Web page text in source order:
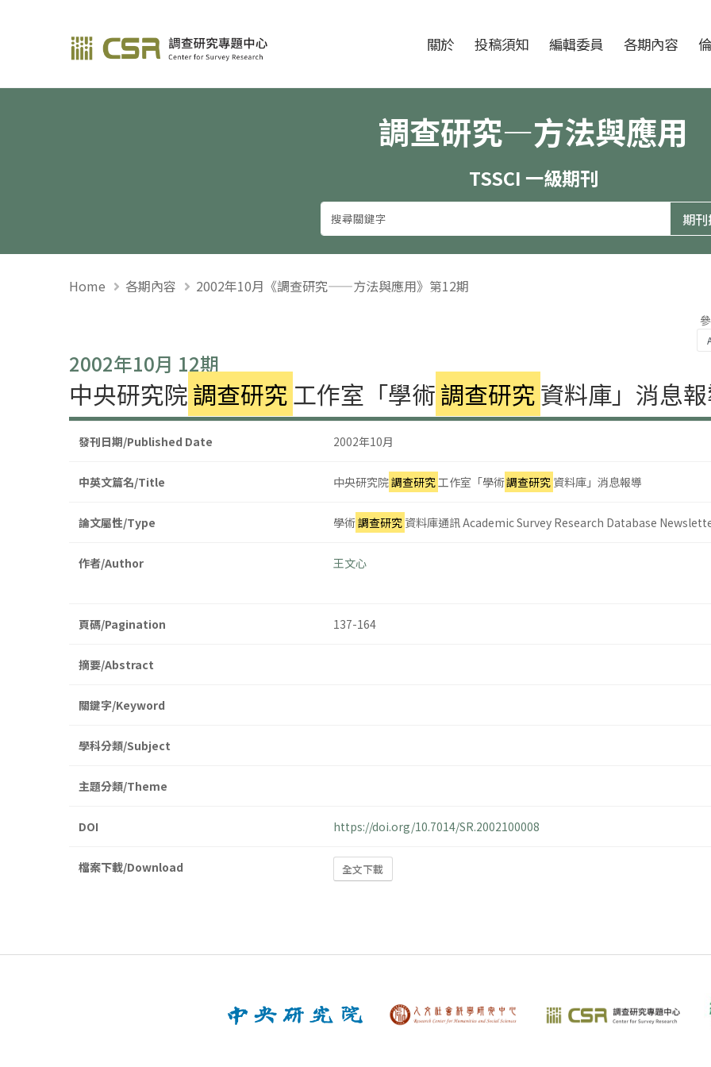
調查研究—方法與應用期刊 關於 投稿須知 編輯委員 各期內容
調查研究—方法與應用
TSSCI 一級期刊
Home 各期內容 2002年10月《調查研究——方法與應用》第12期
2002年10月 12期
中央研究院調查研究工作室「學術調查研究資料庫」消息
發刊日期/Published Date 2002年10月
中英文篇名/Title 中央研究院調查研究工作室「學術調查研究 資料庫」消息報導
論文屬性/Type 學術調查研究 資料庫通訊 Academic Survey Research Database
作者/Author 王文心
頁碼/Pagination 137-164
摘要/Abstract
關鍵字/Keyword
學科分類/Subject
主題分類/Theme
DOI https://doi.org/10.7014/SR.2002100008
檔案下載/Download 全文下載